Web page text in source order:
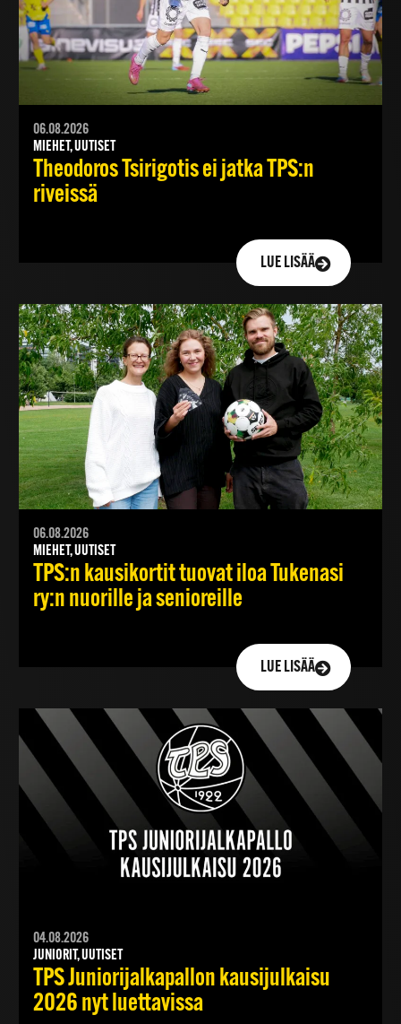
06.08.2026
MIEHET, UUTISET
Theodoros Tsirigotis ei jatka TPS:n
riveissä
LUE LISÄÄ
06.08.2026
MIEHET, UUTISET
TPS:n kausikortit tuovat iloa Tukenasi
ry:n nuorille ja senioreille
LUE LISÄÄ
04.08.2026
JUNIORIT, UUTISET
TPS Juniorijalkapallon kausijulkaisu
2026 nyt luettavissa